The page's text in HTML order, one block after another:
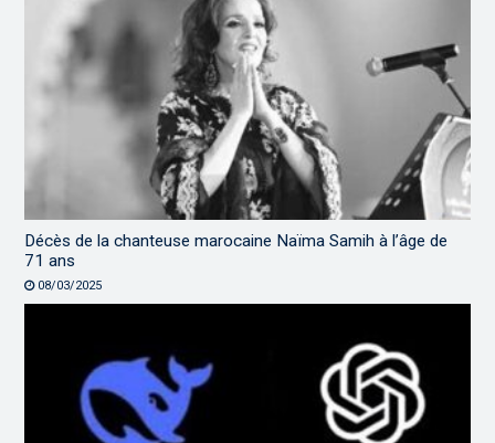
Décès de la chanteuse marocaine Naïma Samih à l’âge de
71 ans
08/03/2025